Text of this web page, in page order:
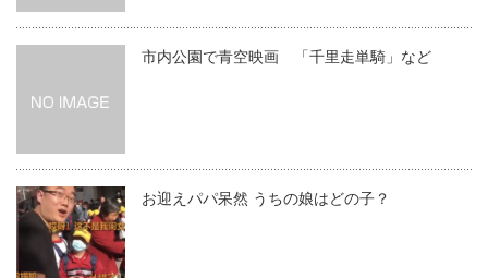
市内公園で青空映画 「千里走単騎」など
お迎えパパ呆然 うちの娘はどの子？